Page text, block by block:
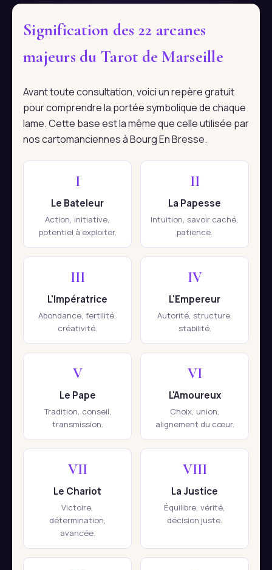
Signification des 22 arcanes
majeurs du Tarot de Marseille
Avant toute consultation, voici un repère gratuit
pour comprendre la portée symbolique de chaque
lame. Cette base est la même que celle utilisée par
nos cartomanciennes à Bourg En Bresse.
I
Le Bateleur
Action, initiative,
potentiel à exploiter.
II
La Papesse
Intuition, savoir caché,
patience.
III
L'Impératrice
Abondance, fertilité,
créativité.
IV
L'Empereur
Autorité, structure,
stabilité.
V
Le Pape
Tradition, conseil,
transmission.
VI
L'Amoureux
Choix, union,
alignement du cœur.
VII
Le Chariot
Victoire,
détermination,
avancée.
VIII
La Justice
Équilibre, vérité,
décision juste.